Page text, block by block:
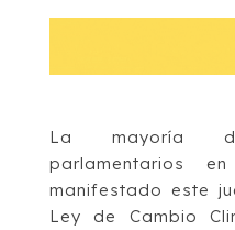
La mayoría
parlamentarios
manifestado este
Ley de Cambio